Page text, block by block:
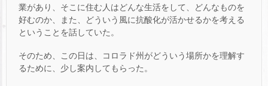
業があり、そこに住む人はどんな生活をして、どんなものを
好むのか、また、どういう風に抗酸化が活かせるかを考える
ということを話していた。
そのため、この日は、コロラド州がどういう場所かを理解す
るために、少し案内してもらった。